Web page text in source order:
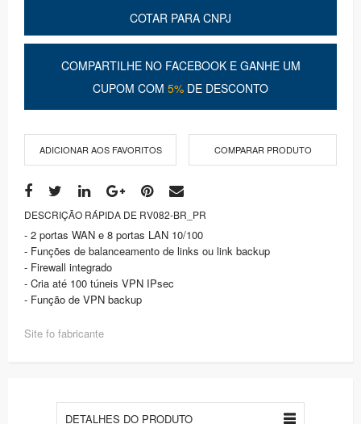
COTAR PARA CNPJ
COMPARTILHE NO FACEBOOK E GANHE UM
CUPOM COM 5% DE DESCONTO
ADICIONAR AOS FAVORITOS COMPARAR PRODUTO
DESCRIÇÃO RÁPIDA DE RV082-BR_PR
- 2 portas WAN e 8 portas LAN 10/100
- Funções de balanceamento de links ou link backup
- Firewall integrado
- Cria até 100 túneis VPN IPsec
- Função de VPN backup
Site fo fabricante
DETALHES DO PRODUTO